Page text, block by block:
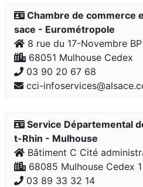
Chambre de commerce
sace - Eurométropole
8 rue du 17-Novembre
68051 Mulhouse Cedex
03 90 20 67 68
cci-
Service Départemental
t-Rhin - Mulhouse
Bâtiment C Cité
68085 Mulhouse Cedex 1
03 89 33 32 14